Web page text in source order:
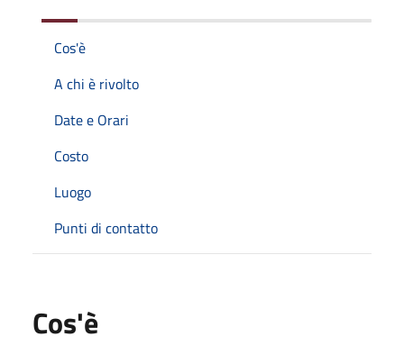
Cos'è
A chi è rivolto
Date e Orari
Costo
Luogo
Punti di contatto
Cos'è